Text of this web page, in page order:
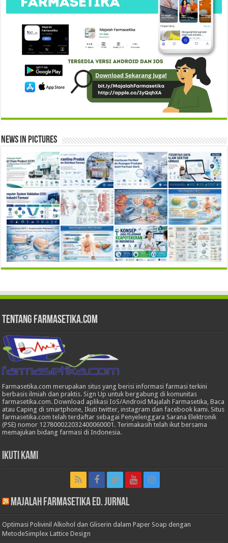
News in Pictures
Tentang Farmasetika.com
Farmasetika.com merupakan situs yang berisi informasi farmasi terkini
berbasis ilmiah dan praktis. Sign Up untuk bergabung di komunitas
farmasetika.com. Download aplikasi IoS/Android Majalah Farmasetika, Baca
atau Caping di smartphone, Ikuti twitter, instagram dan facebook kami. Situs
farmasetika.com telah terdaftar sebagai Penyelenggara Sarana Elektronik
(PSE) nomor 127800022032400060001. Terimakasih telah ikut bersama
memajukan bidang farmasi di Indonesia.
Ikuti Kami
Majalah Farmasetika Ed. Jurnal
Optimasi Polivinil Alkohol dan Gliserin dalam Paper Soap dengan
MetodeSimplex Lattice Design